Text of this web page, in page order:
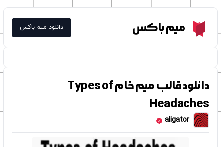
Meme Boxمیم باکس دانلود میم باکس
دانلود قالب میم خام Types of
Headaches
aligator